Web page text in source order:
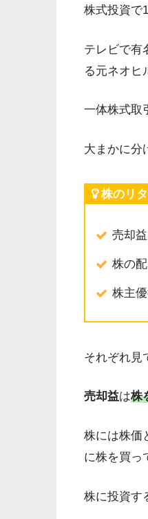
株式投資で
テレビで有
る元ネオヒ
一体株式取
大まかに分
株のリ
売却益
株の
株主
それぞれ見
売却益は株
株には株価
に株を買っ
株に投資す